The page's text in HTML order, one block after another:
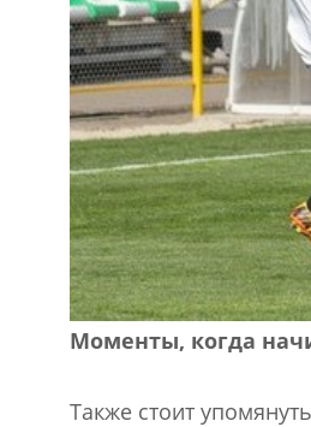
Моменты, когда
Также стоит